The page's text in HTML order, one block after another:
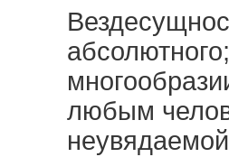
любым